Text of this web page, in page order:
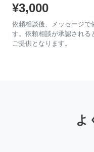
¥3,000
依頼相談後、メッセージで
す。依頼相談が承認され
ご提供となります。
よ